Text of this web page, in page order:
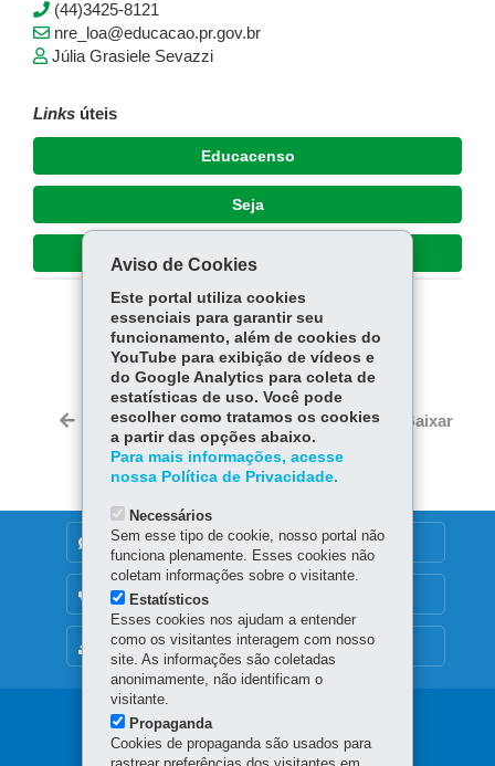
(44)3425-8121
nre_loa@educacao.pr.gov.br
Júlia Grasiele Sevazzi
Links úteis
Educacenso
Seja
COMPARTILHE:
Fa
ce
bo
ok
Tw
itt
er
W
ha
ts
p
Voltar Início Imprimir Baixar
MAPA DO SITE
DENUNCIE CORRUPÇÃO
OUVIDORIA
Navegação
Aviso de Cookies
Este portal utiliza cookies
essenciais para garantir seu
funcionamento, além de cookies do
YouTube para exibição de vídeos e
do Google Analytics para coleta de
estatísticas de uso. Você pode
escolher como tratamos os cookies
a partir das opções abaixo.
Para mais informações, acesse
nossa Política de Privacidade.
Necessários
Sem esse tipo de cookie, nosso portal não
funciona plenamente. Esses cookies não
coletam informações sobre o visitante.
Estatísticos
Esses cookies nos ajudam a entender
como os visitantes interagem com nosso
site. As informações são coletadas
anonimamente, não identificam o
visitante.
Propaganda
Cookies de propaganda são usados para